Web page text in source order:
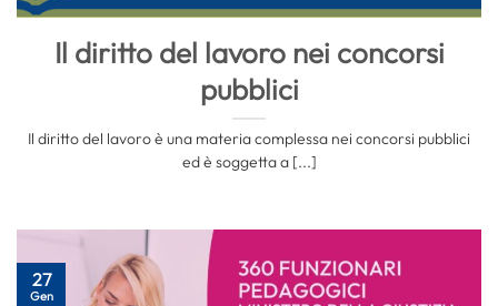
Il diritto del lavoro nei concorsi
pubblici
Il diritto del lavoro è una materia complessa nei concorsi pubblici
ed è soggetta a [...]
27
Gen